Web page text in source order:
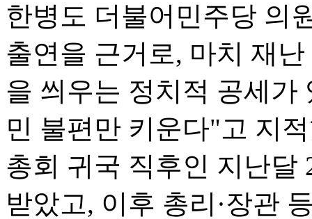
한병도 더불어민주당 의
출연을 근거로, 마치 재
을 씌우는 정치적 공세
민 불편만 키운다"고 지
총회 귀국 직후인 지난달
받았고, 이후 총리·장관